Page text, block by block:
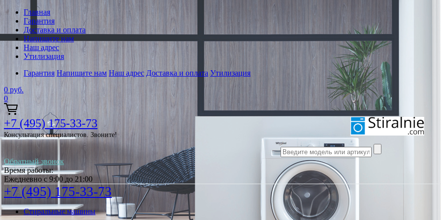
Главная
Гарантия
Доставка и оплата
Напишите нам
Наш адрес
Утилизация
Гарантия Напишите нам Наш адрес Доставка и оплата Утилизация
0 руб.
0
+7 (495) 175-33-73
Консультация специалистов. Звоните!
Обратный звонок
Время работы:
Ежедневно с 9:00 до 21:00
+7 (495) 175-33-73
Стиральные машины